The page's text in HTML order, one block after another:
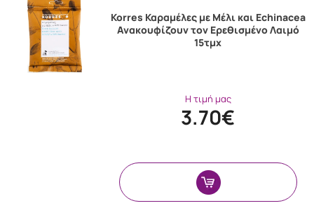
Korres Καραμέλες με Μέλι και Echinacea
Ανακουφίζουν τον Ερεθισμένο Λαιμό
15τμχ
Η τιμή μας
3.70€